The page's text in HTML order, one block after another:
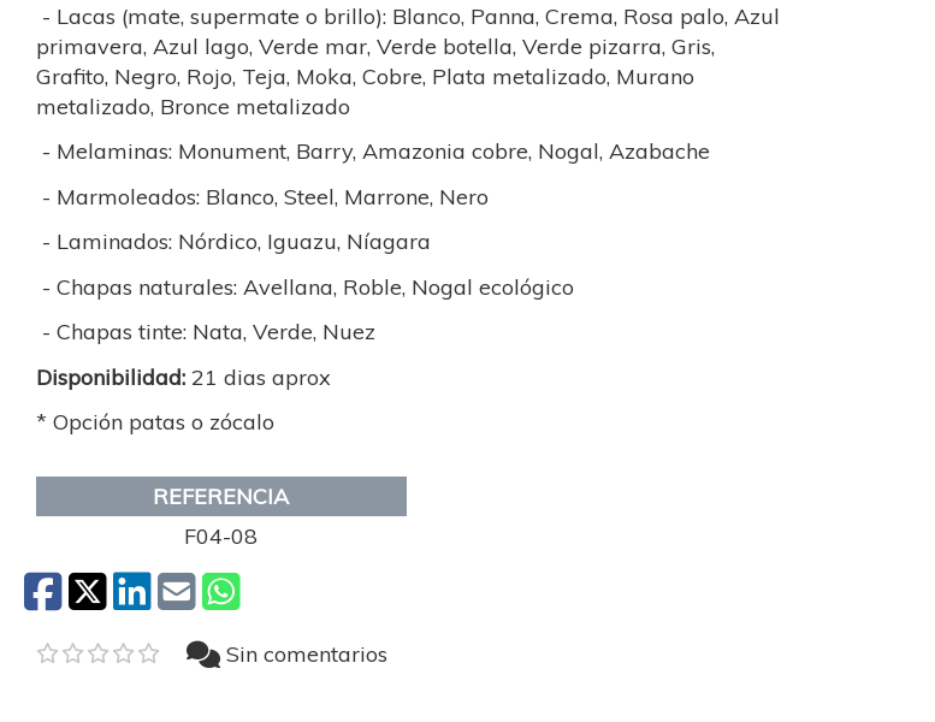
- Lacas (mate, supermate o brillo): Blanco, Panna, Crema, Rosa palo, Azul
primavera, Azul lago, Verde mar, Verde botella, Verde pizarra, Gris,
Grafito, Negro, Rojo, Teja, Moka, Cobre, Plata metalizado, Murano
metalizado, Bronce metalizado
- Melaminas: Monument, Barry, Amazonia cobre, Nogal, Azabache
- Marmoleados: Blanco, Steel, Marrone, Nero
- Laminados: Nórdico, Iguazu, Níagara
- Chapas naturales: Avellana, Roble, Nogal ecológico
- Chapas tinte: Nata, Verde, Nuez
Disponibilidad: 21 dias aprox
* Opción patas o zócalo
REFERENCIA
F04-08
Sin comentarios